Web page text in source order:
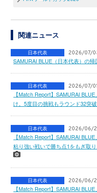
関連ニュース
日本代表 2026/07/
SAMURAI BLUE（日本代表）の
日本代表 2026/07/01
【Match Report】SAMURAI
け。5度目の挑戦もラウンド32突
日本代表 2026/06/
【Match Report】SAMURAI
粘り強い戦いで勝ち点1をもぎ取
日本代表 2026/06/
【Match Report】SAMURAI